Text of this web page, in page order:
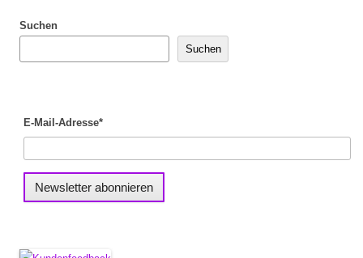
Suchen
Suchen
E-Mail-Adresse*